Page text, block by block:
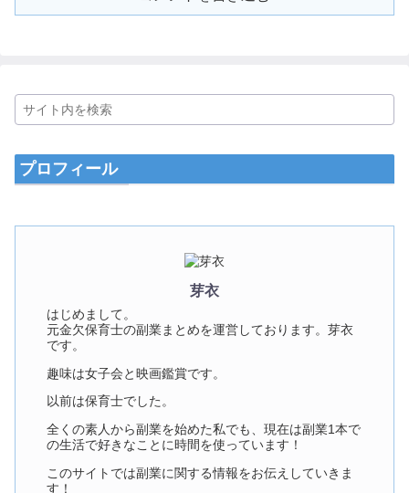
プロフィール
芽衣
はじめまして。
元金欠保育士の副業まとめを運営しております。芽衣
です。
趣味は女子会と映画鑑賞です。
以前は保育士でした。
全くの素人から副業を始めた私でも、現在は副業1本で
の生活で好きなことに時間を使っています！
このサイトでは副業に関する情報をお伝えしていきま
す！